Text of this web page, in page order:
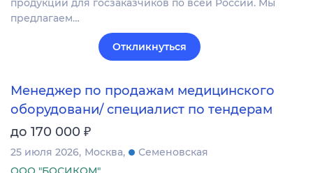
продукции для госзаказчиков по всей России. Мы
предлагаем…
Откликнуться
Менеджер по продажам медицинского
оборудовани/ специалист по тендерам
до 170 000 ₽
25 июля 2026 Москва
Семеновская